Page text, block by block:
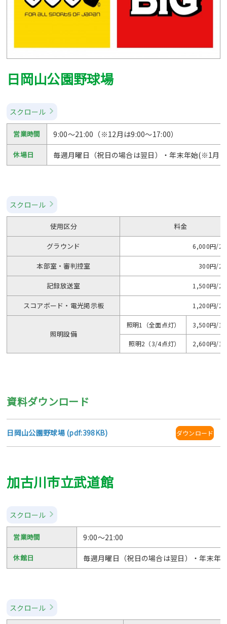
日岡山公園野球場
スクロール
営業時間 9:00～21:00（※12月は9:00～17:00）
休場日 毎週月曜日（祝日の場合は翌日）・年末年始(※1月2
スクロール
使用区分 料金
グラウンド 6,000円/2
本部室・審判控室 300円/2
記録放送室 1,500円/2
スコアボード・電光掲示板 1,200円/2
照明設備
照明1（全面点灯） 3,500円/1
照明2（3/4点灯） 2,600円/1
資料ダウンロード
日岡山公園野球場 (pdf:398KB) ダウンロード
加古川市立武道館
スクロール
営業時間 9:00～21:00
休館日 毎週月曜日（祝日の場合は翌日）・年末年
スクロール